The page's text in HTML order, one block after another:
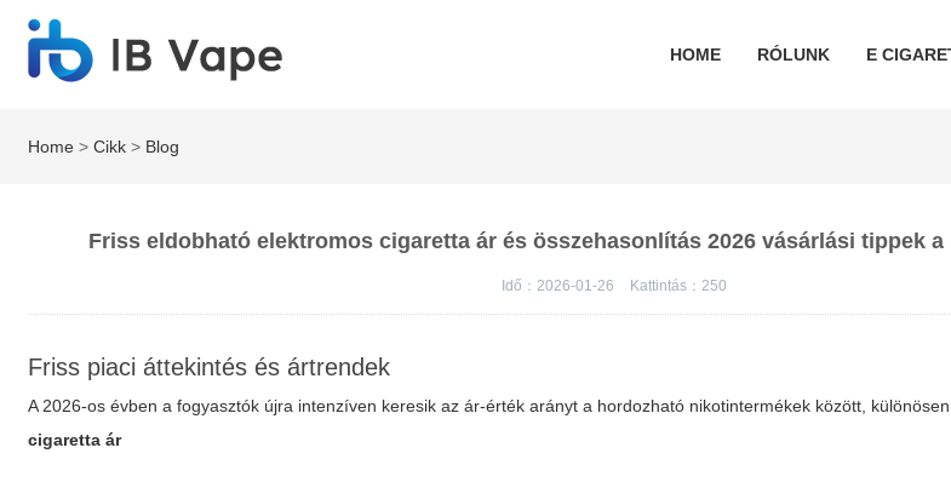
HOME RÓLUNK E
Home >Cikk > Blog
Friss eldobható elektromos cigaretta ár és összehasonlítás 2026 vásárlási tippek
Idő：2026-01-26 Kattintás： 250
Friss piaci áttekintés és ártrendek
A 2026-os évben a fogyasztók újra intenzíven keresik az ár-érték arányt a hordozható nikotintermékek között,
cigaretta ár